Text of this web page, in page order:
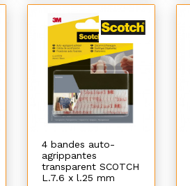
4 bandes auto-
agrippantes
transparent SCOTCH
L.7.6 x l.25 mm